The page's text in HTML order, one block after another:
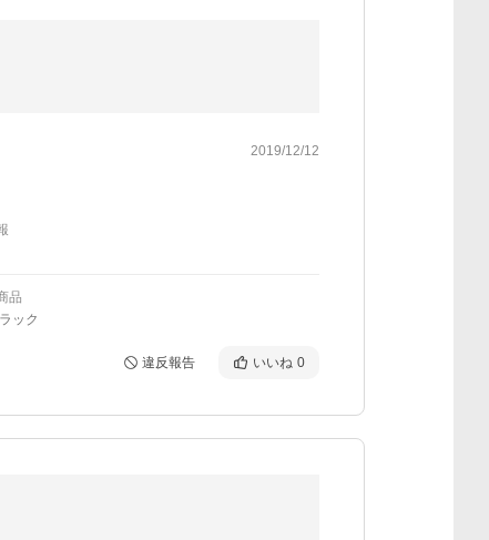
2019/12/12
品
ック
違反報告 いいね 0